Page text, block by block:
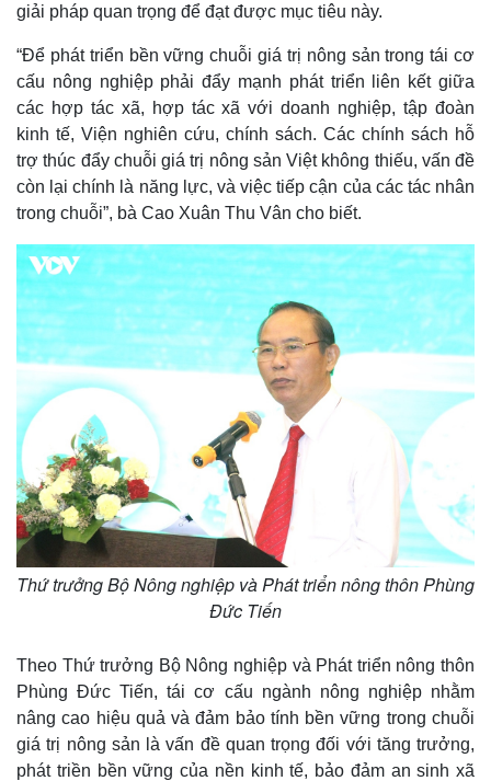
giải pháp quan trọng để đạt được mục tiêu này.
“Để phát triển bền vững chuỗi giá trị nông sản trong tái cơ
cấu nông nghiệp phải đẩy mạnh phát triển liên kết giữa
các hợp tác xã, hợp tác xã với doanh nghiệp, tập đoàn
kinh tế, Viện nghiên cứu, chính sách. Các chính sách hỗ
trợ thúc đẩy chuỗi giá trị nông sản Việt không thiếu, vấn đề
còn lại chính là năng lực, và việc tiếp cận của các tác nhân
trong chuỗi”, bà Cao Xuân Thu Vân cho biết.
Thứ trưởng Bộ Nông nghiệp và Phát triển nông thôn Phùng
Đức Tiến
Theo Thứ trưởng Bộ Nông nghiệp và Phát triển nông thôn
Phùng Đức Tiến, tái cơ cấu ngành nông nghiệp nhằm
nâng cao hiệu quả và đảm bảo tính bền vững trong chuỗi
giá trị nông sản là vấn đề quan trọng đối với tăng trưởng,
phát triền bền vững của nền kinh tế, bảo đảm an sinh xã